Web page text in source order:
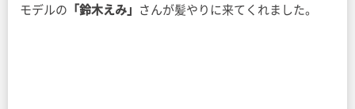
モデルの 「鈴木えみ」 さんが髪やりに来てくれました。